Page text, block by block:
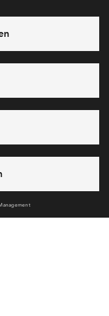
Bel ons op
09:00 uur weer